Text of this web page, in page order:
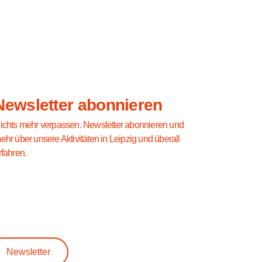
abonnieren
mehr verpassen. Newsletter abonnieren und
über unsere Aktivitäten in Leipzig und überall
Newsletter